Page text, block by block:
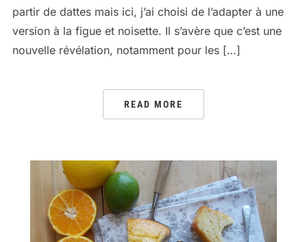
partir de dattes mais ici, j’ai choisi de l’adapter à une
version à la figue et noisette. Il s’avère que c’est une
nouvelle révélation, notamment pour les […]
READ MORE